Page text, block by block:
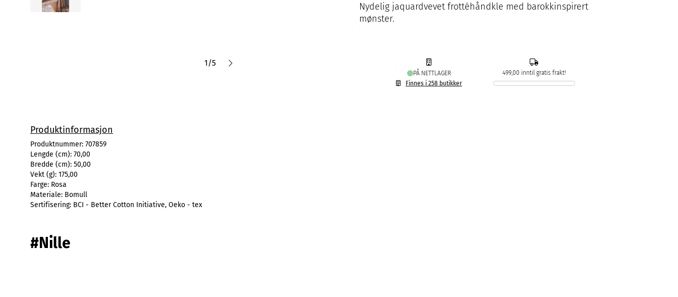
1/5
Nydelig jaquardvevet frottéhåndkle med barokkinspirert
mønster.
PÅ NETTLAGER
Finnes i 258 butikker
499,00 inntil gratis frakt!
Produktinformasjon
Produktnummer: 707859
Lengde (cm): 70,00
Bredde (cm): 50,00
Vekt (g): 175,00
Farge: Rosa
Materiale: Bomull
Sertifisering: BCI - Better Cotton Initiative, Oeko - tex
#Nille